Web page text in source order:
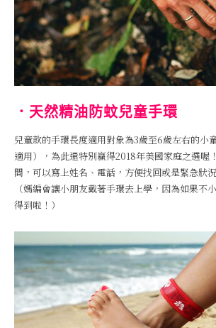
．天然精油防蚊兒童手環
兒童款的手環長度適用對象為3歲至6歲左右的小
適用），為此還特別贏得2018年美國家庭之選喔
間，可以寫上姓名、電話，方便找回或是緊急狀
（媽編會讓小朋友戴著手環去上學，因為如果不
得到啦！）